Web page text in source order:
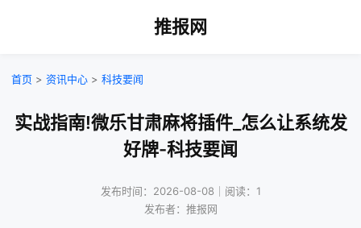
推报网
首页 > 资讯中心 > 科技要闻
实战指南!微乐甘肃麻将插件_怎么让系统发
好牌-科技要闻
发布时间：2026-08-08｜阅读：1
发布者：推报网